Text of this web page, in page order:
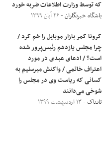
که توسط وزارت اطلاعات ضربه خورد
باشگاه خبرنگاران- ۲۶ آبان ۱۳۹۹
کرونا کمر بازار موبایل را خم کرد /
چرا مجلس یازدهم رئیس‌پرور شده
است؟ / ادعای عبدی در مورد
اعتراف خاتمی / واکنش میرسلیم به
کسانی که ریاست وی در مجلس را
شوخی می‌دانند
تابناک- ۱۳ اردیبهشت ۱۳۹۹